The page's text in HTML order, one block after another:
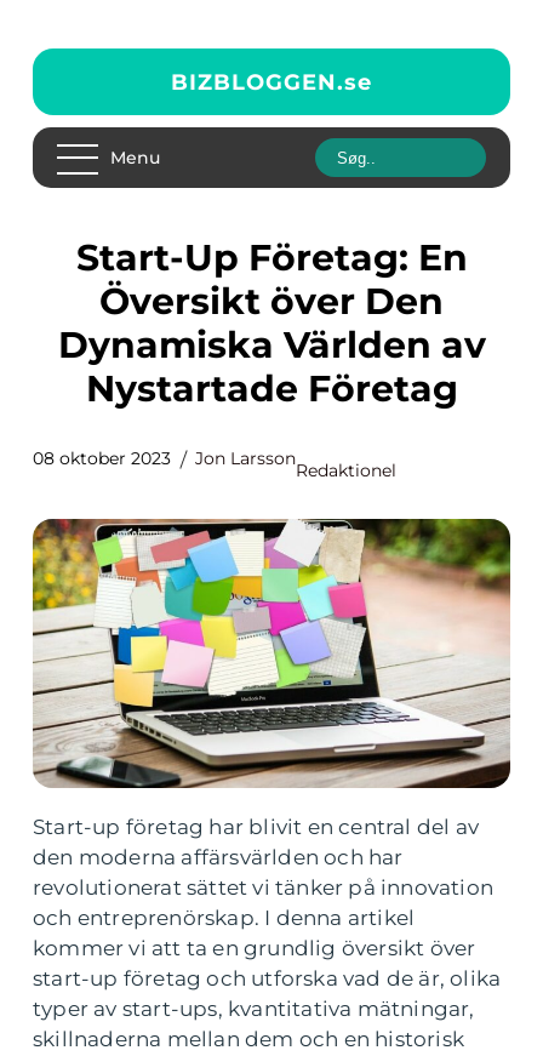
BIZBLOGGEN.se
Menu
Start-Up Företag: En
Översikt över Den
Dynamiska Världen av
Nystartade Företag
08 oktober 2023 Jon Larsson
Redaktionel
Start-up företag har blivit en central del av
den moderna affärsvärlden och har
revolutionerat sättet vi tänker på innovation
och entreprenörskap. I denna artikel
kommer vi att ta en grundlig översikt över
start-up företag och utforska vad de är, olika
typer av start-ups, kvantitativa mätningar,
skillnaderna mellan dem och en historisk